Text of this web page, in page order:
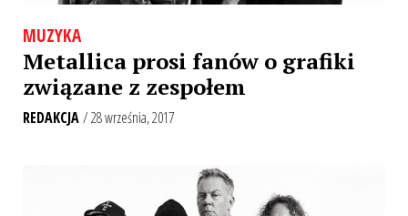
MUZYKA
Metallica prosi fanów o grafiki
związane z zespołem
REDAKCJA/ 28 września, 2017